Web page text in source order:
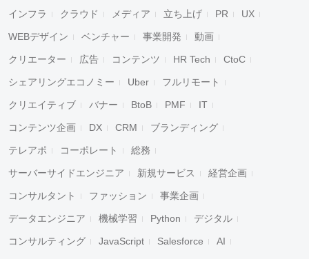
インフラ クラウド メディア 立ち上げ PR UX
WEBデザイン ベンチャー 事業開発 動画
クリエーター 広告 コンテンツ HR Tech CtoC
シェアリングエコノミー Uber フルリモート
クリエイティブ バナー BtoB PMF IT
コンテンツ企画 DX CRM ブランディング
テレアポ コーポレート 総務
サーバーサイドエンジニア 新規サービス 経営企画
コンサルタント ファッション 事業企画
データエンジニア 機械学習 Python デジタル
コンサルティング JavaScript Salesforce AI